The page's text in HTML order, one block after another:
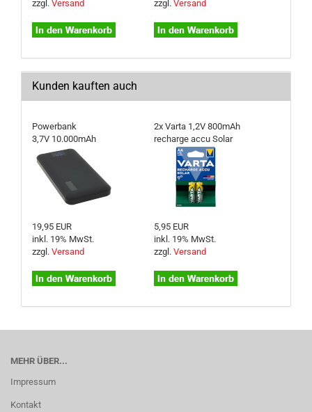
zzgl. Versand
zzgl. Versand
Kunden kauften auch
Powerbank
3,7V 10.000mAh
19,95 EUR
inkl. 19% MwSt.
zzgl. Versand
2x Varta 1,2V 800mAh
recharge accu Solar
5,95 EUR
inkl. 19% MwSt.
zzgl. Versand
MEHR ÜBER...
Impressum
Kontakt